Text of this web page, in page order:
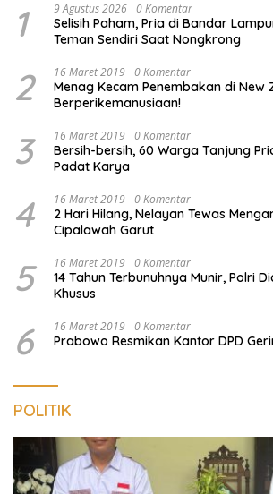
1 9 Agustus 2026 0 Komentar
Selisih Paham, Pria di Bandar
Teman Sendiri Saat Nongkrong
2 16 Maret 2019 0 Komentar
Menag Kecam Penembakan di New
Berperikemanusiaan!
3 16 Maret 2019 0 Komentar
Bersih-bersih, 60 Warga Tanjung
Padat Karya
4 16 Maret 2019 0 Komentar
2 Hari Hilang, Nelayan Tewas
Cipalawah Garut
5 16 Maret 2019 0 Komentar
14 Tahun Terbunuhnya Munir, Polri
Khusus
6 16 Maret 2019 0 Komentar
Prabowo Resmikan Kantor DPD
POLITIK